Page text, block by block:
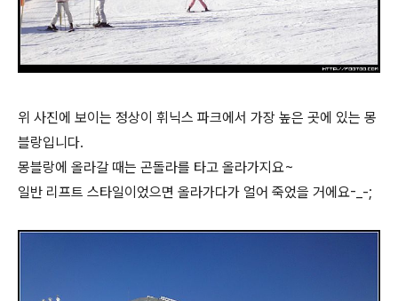
위 사진에 보이는 정상이 휘닉스 파크에서 가장 높은 곳에 있는 몽
블랑입니다.
몽블랑에 올라갈 때는 곤돌라를 타고 올라가지요~
일반 리프트 스타일이었으면 올라가다가 얼어 죽었을 거에요-_-;